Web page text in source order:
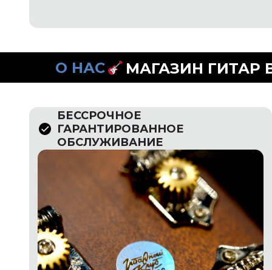
ГИТАР ВМОСКВЕ
БЕССРОЧНОЕ
ГАРАНТИРОВАННОЕ
ОБСЛУЖИВАНИЕ